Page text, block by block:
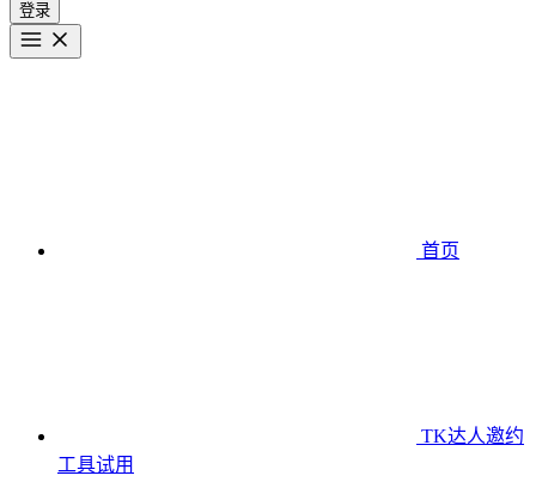
登录
首页
TK达人邀约
工具试用